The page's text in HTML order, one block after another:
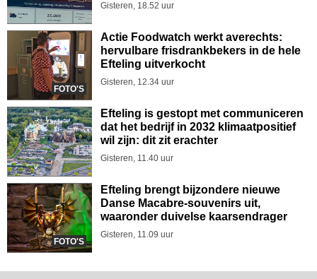
Gisteren, 18.52 uur
FOTO'S
Actie Foodwatch werkt averechts:
hervulbare frisdrankbekers in de hele
Efteling uitverkocht
Gisteren, 12.34 uur
Efteling is gestopt met communiceren
dat het bedrijf in 2032 klimaatpositief
wil zijn: dit zit erachter
Gisteren, 11.40 uur
FOTO'S
Efteling brengt bijzondere nieuwe
Danse Macabre-souvenirs uit,
waaronder duivelse kaarsendrager
Gisteren, 11.09 uur